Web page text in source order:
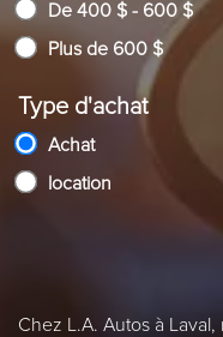
De 400 $ - 600 $
Plus de 600 $
Type d'achat
Achat
location
Chez L.A. Autos à